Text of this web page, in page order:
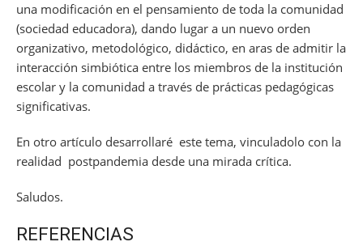
una modificación en el pensamiento de toda la comunidad
(sociedad educadora), dando lugar a un nuevo orden
organizativo, metodológico, didáctico, en aras de admitir la
interacción simbiótica entre los miembros de la institución
escolar y la comunidad a través de prácticas pedagógicas
significativas.
En otro artículo desarrollaré este tema, vinculadolo con la
realidad postpandemia desde una mirada crítica.
Saludos.
REFERENCIAS